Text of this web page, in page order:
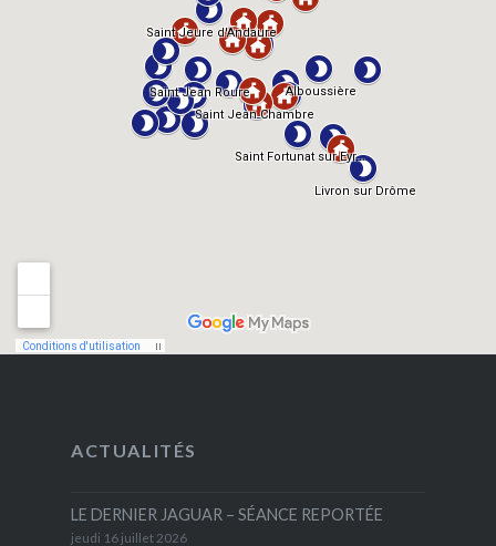
ACTUALITÉS
LE DERNIER JAGUAR – SÉANCE REPORTÉE
jeudi 16 juillet 2026